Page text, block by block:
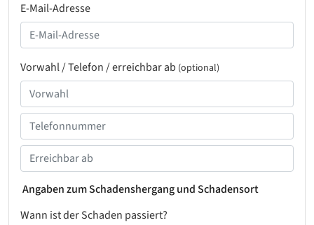
E-Mail-Adresse
Vorwahl / Telefon / erreichbar ab (optional)
Angaben zum Schadenshergang und Schadensort
Wann ist der Schaden passiert?